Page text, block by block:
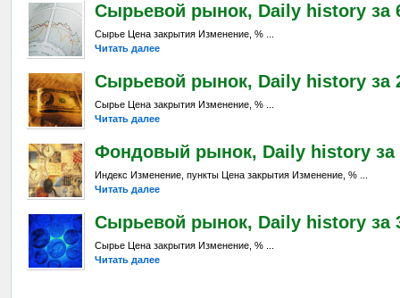
Сырьевой рынок, Daily history за
Сырье Цена закрытия Изменение, % ...
Читать далее
Сырьевой рынок, Daily history за
Сырье Цена закрытия Изменение, % ...
Читать далее
Фондовый рынок, Daily history за
Индекс Изменение, пункты Цена закрытия Изменение, % ...
Читать далее
Сырьевой рынок, Daily history за
Сырье Цена закрытия Изменение, % ...
Читать далее